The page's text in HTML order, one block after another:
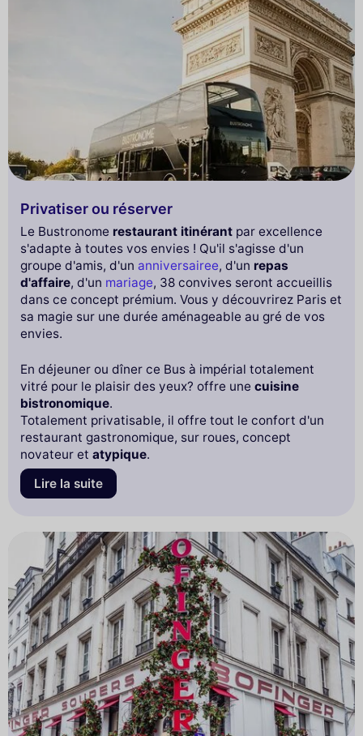
Privatiser ou réserver
Le Bustronome restaurant itinérant par excellence
s'adapte à toutes vos envies ! Qu'il s'agisse d'un
groupe d'amis, d'un anniversairee, d'un repas
d'affaire, d'un mariage, 38 convives seront accueillis
dans ce concept prémium. Vous y découvrirez Paris et
sa magie sur une durée aménageable au gré de vos
envies.
En déjeuner ou dîner ce Bus à impérial totalement
vitré pour le plaisir des yeux? offre une cuisine
bistronomique.
Totalement privatisable, il offre tout le confort d'un
restaurant gastronomique, sur roues, concept
novateur et atypique.
Lire la suite